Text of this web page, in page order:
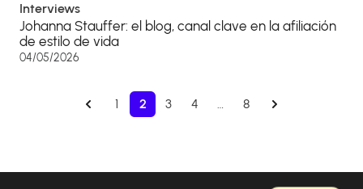
Interviews
Johanna Stauffer: el blog, canal clave en la afiliación
de estilo de vida
04/05/2026
1 2 3 4 … 8